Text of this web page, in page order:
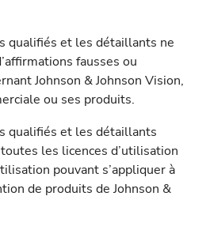
qualifiés et les détaillants ne
fausses ou
Johnson & Johnson Vision,
ou ses produits.
qualifiés et les détaillants
les licences d’utilisation
pouvant s’appliquer à
de produits de Johnson &